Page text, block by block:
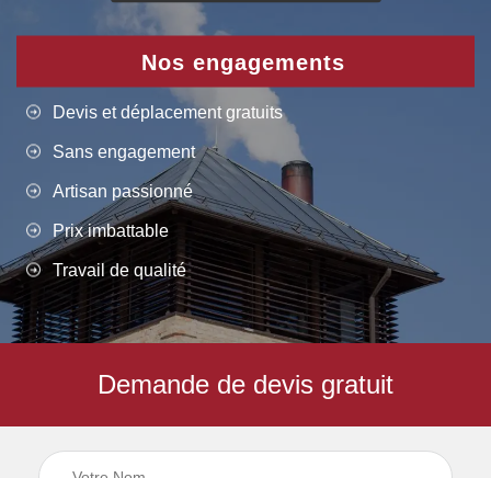
Nos engagements
Devis et déplacement gratuits
Sans engagement
Artisan passionné
Prix imbattable
Travail de qualité
Demande de devis gratuit